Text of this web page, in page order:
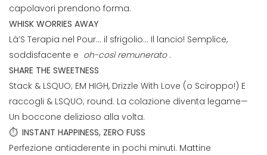
capolavori prendono forma.
WHISK WORRIES AWAY
Là’S Terapia nel Pour… il sfrigolio… Il lancio! Semplice,
soddisfacente e oh-così remunerato .
SHARE THE SWEETNESS
Stack & LSQUO; EM HIGH, Drizzle With Love (o Sciroppo!) E
raccogli & LSQUO; round. La colazione diventa legame—
Un boccone delizioso alla volta.
⏱️ INSTANT HAPPINESS, ZERO FUSS
Perfezione antiaderente in pochi minuti. Mattine